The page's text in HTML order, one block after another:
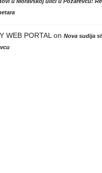
WEB PORTAL on Nova sudija